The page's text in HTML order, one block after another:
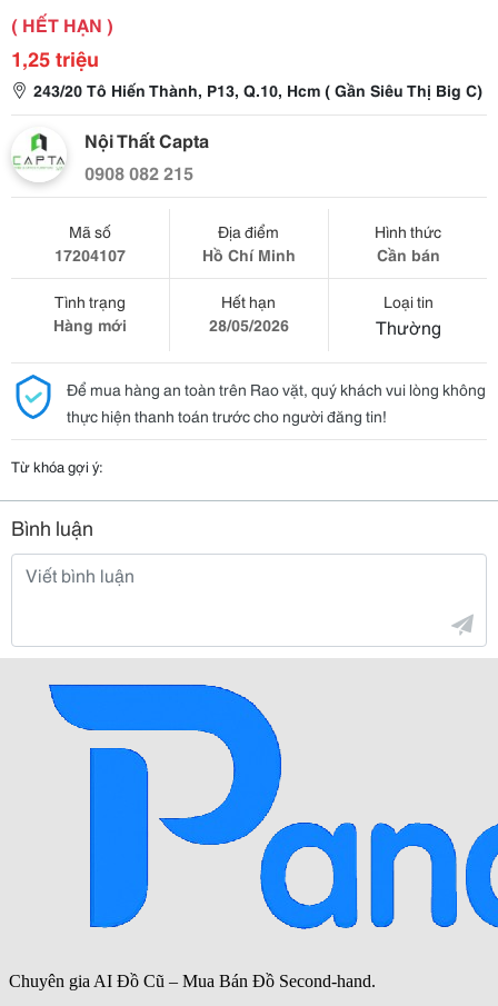
( HẾT HẠN )
1,25 triệu
243/20 Tô Hiến Thành, P13, Q.10, Hcm ( Gần Siêu Thị Big C)
Nội Thất Capta
0908 082 215
Mã số
17204107
Địa điểm
Hồ Chí Minh
Hình thức
Cần bán
Tình trạng
Hàng mới
Hết hạn
28/05/2026
Loại tin
Thường
Để mua hàng an toàn trên Rao vặt, quý khách vui lòng không
thực hiện thanh toán trước cho người đăng tin!
Từ khóa gợi ý:
Bình luận